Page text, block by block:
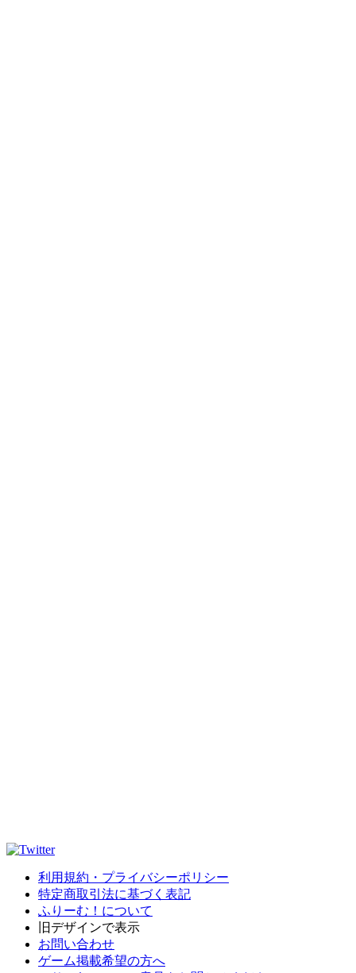
利用規約・プライバシーポリシー
特定商取引法に基づく表記
ふりーむ！について
旧デザインで表示
お問い合わせ
ゲーム掲載希望の方へ